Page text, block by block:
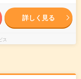
詳しく見る
ス